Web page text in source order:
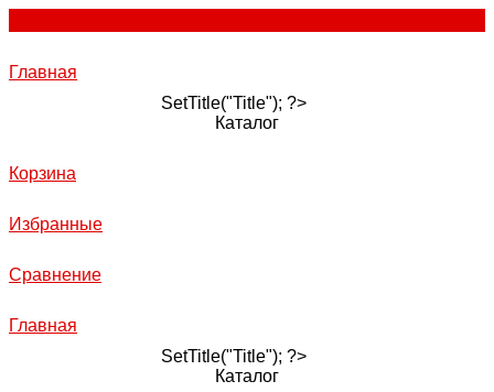
Главная
SetTitle("Title"); ?>
Каталог
Корзина
Избранные
Сравнение
Главная
SetTitle("Title"); ?>
Каталог